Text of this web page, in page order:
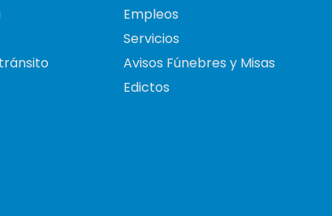
Empleos
Servicios
Avisos Fúnebres y Misas
Edictos